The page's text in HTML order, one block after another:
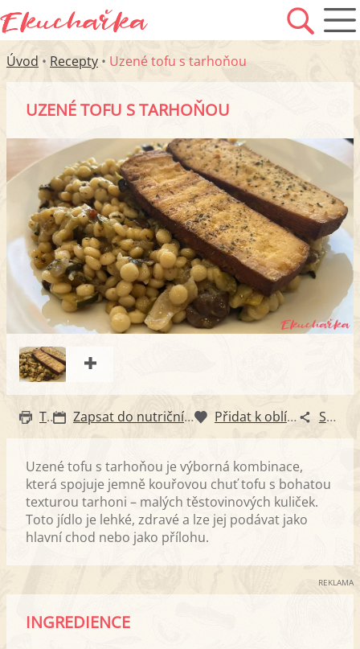
Úvod • Recepty • Uzené tofu s tarhoňou
UZENÉ TOFU S TARHOŇOU
Tisk Zapsat do nutričního diáře Přidat k oblíbeným Sdílet
Uzené tofu s tarhoňou je výborná kombinace,
která spojuje jemně kouřovou chuť tofu s bohatou
texturou tarhoni – malých těstovinových kuliček.
Toto jídlo je lehké, zdravé a lze jej podávat jako
hlavní chod nebo jako přílohu.
REKLAMA
INGREDIENCE